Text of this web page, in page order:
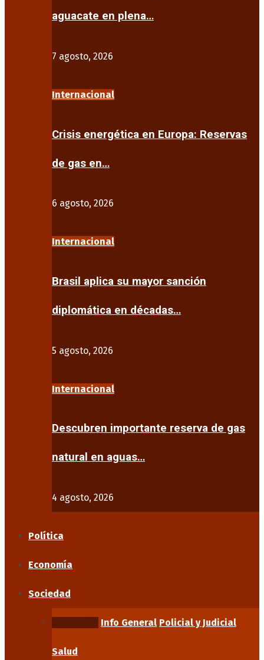
aguacate en plena…
7 agosto, 2026
Internacional
Crisis energética en Europa: Reservas
de gas en…
6 agosto, 2026
Internacional
Brasil aplica su mayor sanción
diplomática en décadas…
5 agosto, 2026
Internacional
Descubren importante reserva de gas
natural en aguas…
4 agosto, 2026
Política
Economía
Sociedad
Info General Policial y Judicial
Salud